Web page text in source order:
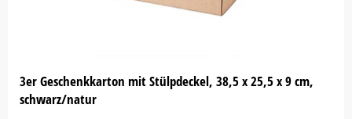
3er Geschenkkarton mit Stülpdeckel, 38,5 x 25,5 x 9 cm,
schwarz/natur